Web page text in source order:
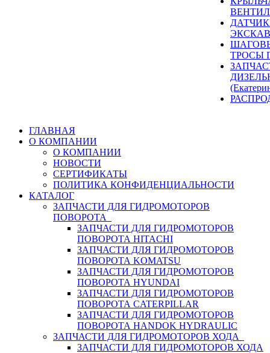
ТРОСЫ
ГЛАВНАЯ
О КОМПАНИИ
О КОМПАНИИ
НОВОСТИ
СЕРТИФИКАТЫ
ПОЛИТИКА КОНФИДЕНЦИАЛЬНОСТИ
КАТАЛОГ
ЗАПЧАСТИ ДЛЯ ГИДРОМОТОРОВ
ПОВОРОТА
ЗАПЧАСТИ ДЛЯ ГИДРОМОТОРОВ
ПОВОРОТА HITACHI
ЗАПЧАСТИ ДЛЯ ГИДРОМОТОРОВ
ПОВОРОТА KOMATSU
ЗАПЧАСТИ ДЛЯ ГИДРОМОТОРОВ
ПОВОРОТА HYUNDAI
ЗАПЧАСТИ ДЛЯ ГИДРОМОТОРОВ
ПОВОРОТА CATERPILLAR
ЗАПЧАСТИ ДЛЯ ГИДРОМОТОРОВ
ПОВОРОТА HANDOK HYDRAULIC
ЗАПЧАСТИ ДЛЯ ГИДРОМОТОРОВ ХОДА
ЗАПЧАСТИ ДЛЯ ГИДРОМОТОРОВ ХОДА